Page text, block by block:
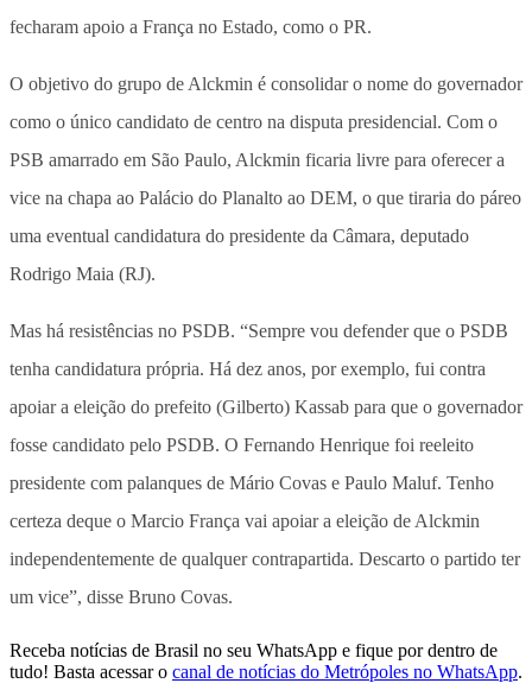
fecharam apoio a França no Estado, como o PR.
O objetivo do grupo de Alckmin é consolidar o nome do governador
como o único candidato de centro na disputa presidencial. Com o
PSB amarrado em São Paulo, Alckmin ficaria livre para oferecer a
vice na chapa ao Palácio do Planalto ao DEM, o que tiraria do páreo
uma eventual candidatura do presidente da Câmara, deputado
Rodrigo Maia (RJ).
Mas há resistências no PSDB. “Sempre vou defender que o PSDB
tenha candidatura própria. Há dez anos, por exemplo, fui contra
apoiar a eleição do prefeito (Gilberto) Kassab para que o governador
fosse candidato pelo PSDB. O Fernando Henrique foi reeleito
presidente com palanques de Mário Covas e Paulo Maluf. Tenho
certeza deque o Marcio França vai apoiar a eleição de Alckmin
independentemente de qualquer contrapartida. Descarto o partido ter
um vice”, disse Bruno Covas.
Receba notícias de Brasil no seu WhatsApp e fique por dentro de
tudo! Basta acessar o canal de notícias do Metrópoles no WhatsApp.